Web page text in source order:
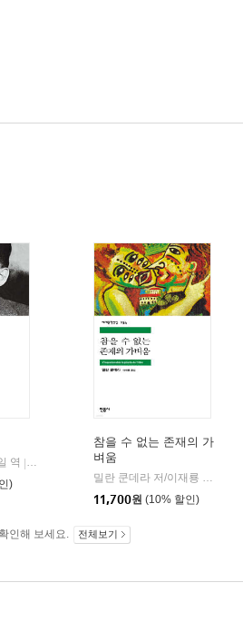
역
민음사
)
참을 수 없는 존재의 가
벼움
밀란 쿤데라 저/이재룡 역
11,700원 (10% 할인)
인해 보세요. 전체보기